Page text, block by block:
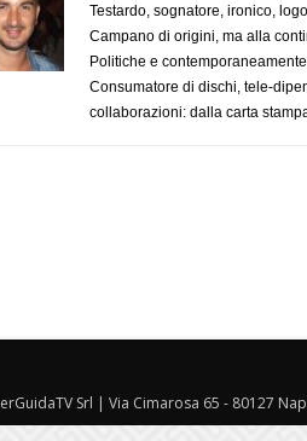
Testardo, sognatore, ironico,
Campano di origini, ma alla
Politiche e
Consumatore di dischi, tele-
collaborazioni: dalla carta
Srl | Via Cimarosa 65 - 80127